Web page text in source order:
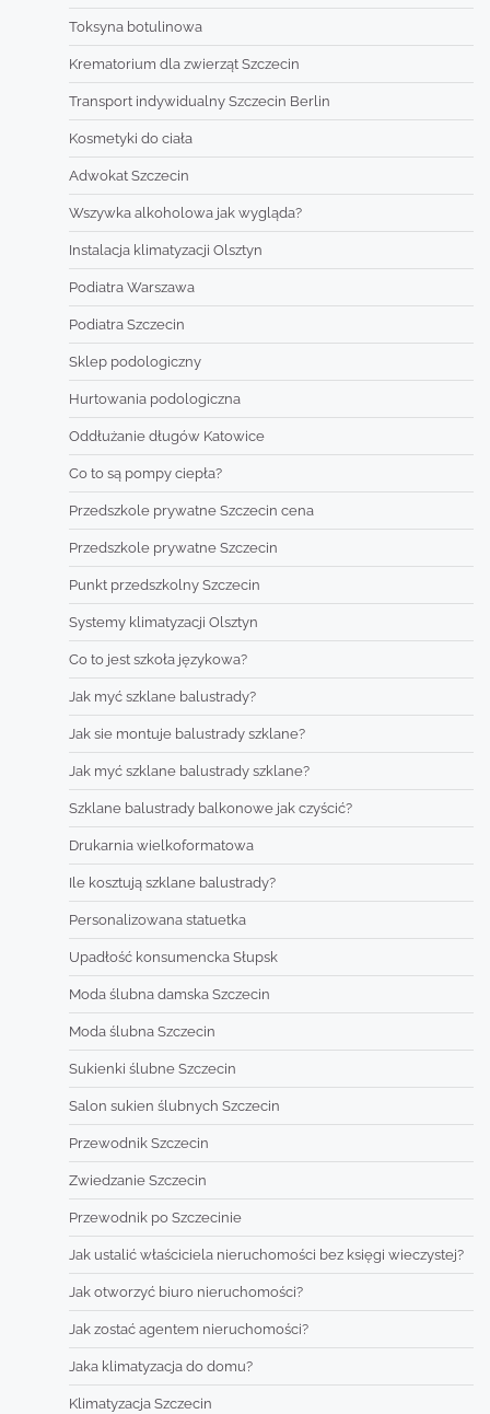
Toksyna botulinowa
Krematorium dla zwierząt Szczecin
Transport indywidualny Szczecin Berlin
Kosmetyki do ciała
Adwokat Szczecin
Wszywka alkoholowa jak wygląda?
Instalacja klimatyzacji Olsztyn
Podiatra Warszawa
Podiatra Szczecin
Sklep podologiczny
Hurtowania podologiczna
Oddłużanie długów Katowice
Co to są pompy ciepła?
Przedszkole prywatne Szczecin cena
Przedszkole prywatne Szczecin
Punkt przedszkolny Szczecin
Systemy klimatyzacji Olsztyn
Co to jest szkoła językowa?
Jak myć szklane balustrady?
Jak sie montuje balustrady szklane?
Jak myć szklane balustrady szklane?
Szklane balustrady balkonowe jak czyścić?
Drukarnia wielkoformatowa
Ile kosztują szklane balustrady?
Personalizowana statuetka
Upadłość konsumencka Słupsk
Moda ślubna damska Szczecin
Moda ślubna Szczecin
Sukienki ślubne Szczecin
Salon sukien ślubnych Szczecin
Przewodnik Szczecin
Zwiedzanie Szczecin
Przewodnik po Szczecinie
Jak ustalić właściciela nieruchomości bez księgi wieczystej?
Jak otworzyć biuro nieruchomości?
Jak zostać agentem nieruchomości?
Jaka klimatyzacja do domu?
Klimatyzacja Szczecin